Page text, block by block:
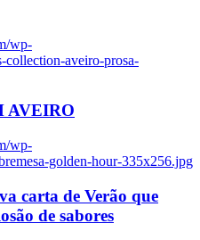
wp-
collection-aveiro-prosa-
AVEIRO
wp-
golden-hour-335x256.jpg
carta de Verão que
de sabores